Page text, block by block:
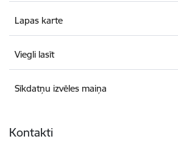
Lapas karte
Viegli lasīt
Sīkdatņu izvēles maiņa
Kontakti